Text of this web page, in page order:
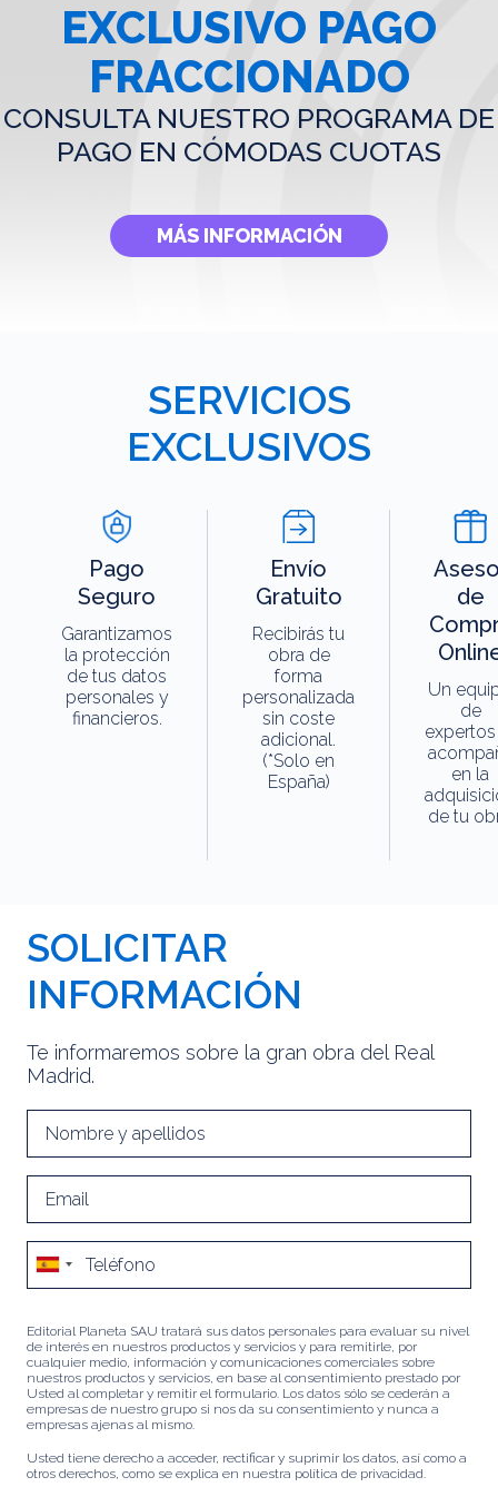
EXCLUSIVO PAGO
FRACCIONADO
CONSULTA NUESTRO PROGRAMA DE
PAGO EN CÓMODAS CUOTAS
MÁS INFORMACIÓN
SERVICIOS
EXCLUSIVOS
Pago
Seguro
Garantizamos
la protección
de tus datos
personales y
financieros.
Envío
Gratuito
Recibirás tu
obra de
forma
personalizada
sin coste
adicional.
(*Solo en
España)
de
Un
de
en la
de tu
SOLICITAR
INFORMACIÓN
Te informaremos sobre la gran obra del Real
Madrid.
Editorial Planeta SAU tratará sus datos personales para evaluar su nivel
de interés en nuestros productos y servicios y para remitirle, por
cualquier medio, información y comunicaciones comerciales sobre
nuestros productos y servicios, en base al consentimiento prestado por
Usted al completar y remitir el formulario. Los datos sólo se cederán a
empresas de nuestro grupo si nos da su consentimiento y nunca a
empresas ajenas al mismo.
Usted tiene derecho a acceder, rectificar y suprimir los datos, así como a
otros derechos, como se explica en nuestra política de privacidad.